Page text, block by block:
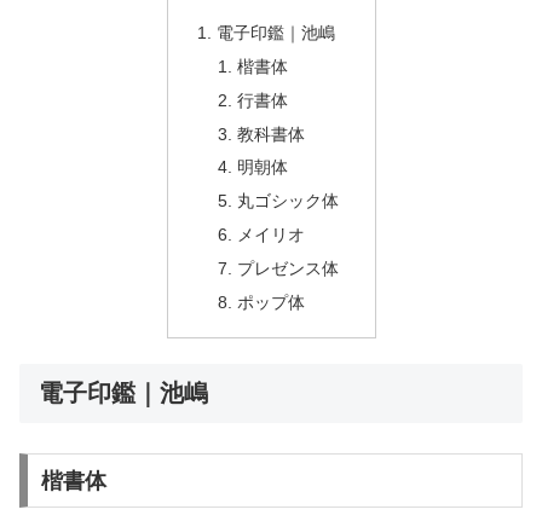
電子印鑑｜池嶋
楷書体
行書体
教科書体
明朝体
丸ゴシック体
メイリオ
プレゼンス体
ポップ体
電子印鑑｜池嶋
楷書体